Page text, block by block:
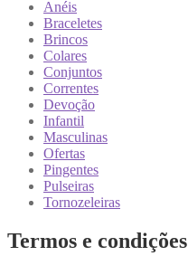
Anéis
Braceletes
Brincos
Colares
Conjuntos
Correntes
Devoção
Infantil
Masculinas
Ofertas
Pingentes
Pulseiras
Tornozeleiras
Termos e condições